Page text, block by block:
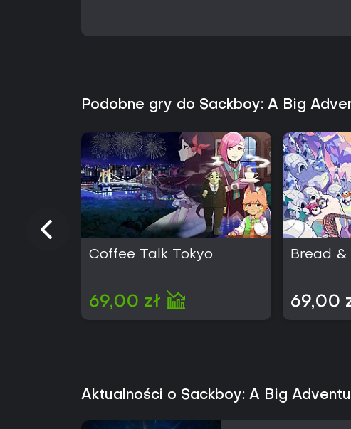
Podobne gry do Sackboy: A Big
Coffee Talk Tokyo
69,00 zł
Bread &
69,00
Aktualności o Sackboy: A Big